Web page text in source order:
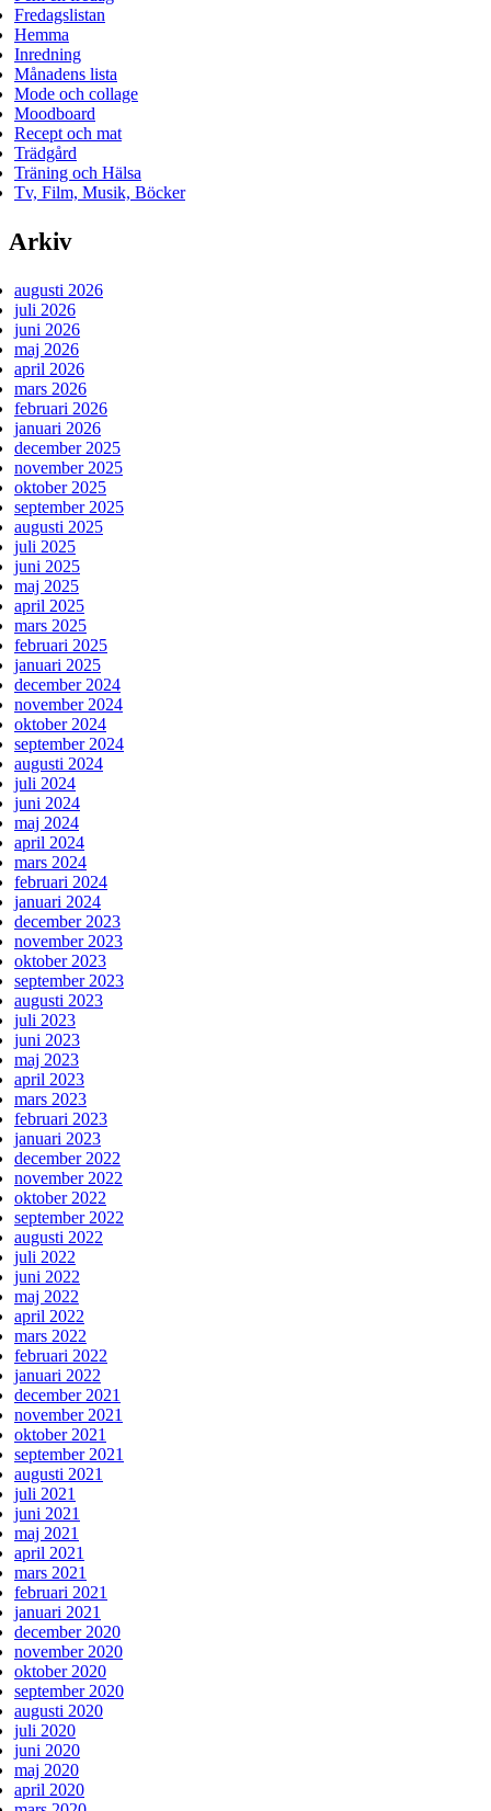
Fredagslistan
Hemma
Inredning
Månadens lista
Mode och collage
Moodboard
Recept och mat
Trädgård
Träning och Hälsa
Tv, Film, Musik, Böcker
Arkiv
augusti 2026
juli 2026
juni 2026
maj 2026
april 2026
mars 2026
februari 2026
januari 2026
december 2025
november 2025
oktober 2025
september 2025
augusti 2025
juli 2025
juni 2025
maj 2025
april 2025
mars 2025
februari 2025
januari 2025
december 2024
november 2024
oktober 2024
september 2024
augusti 2024
juli 2024
juni 2024
maj 2024
april 2024
mars 2024
februari 2024
januari 2024
december 2023
november 2023
oktober 2023
september 2023
augusti 2023
juli 2023
juni 2023
maj 2023
april 2023
mars 2023
februari 2023
januari 2023
december 2022
november 2022
oktober 2022
september 2022
augusti 2022
juli 2022
juni 2022
maj 2022
april 2022
mars 2022
februari 2022
januari 2022
december 2021
november 2021
oktober 2021
september 2021
augusti 2021
juli 2021
juni 2021
maj 2021
april 2021
mars 2021
februari 2021
januari 2021
december 2020
november 2020
oktober 2020
september 2020
augusti 2020
juli 2020
juni 2020
maj 2020
april 2020